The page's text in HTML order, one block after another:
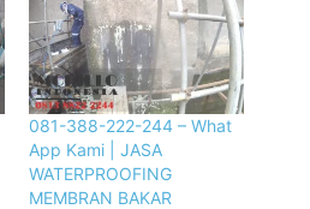
081-388-222-244 – What
App Kami | JASA
WATERPROOFING
MEMBRAN BAKAR